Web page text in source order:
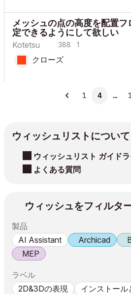
メッシュの点の高度を配置
定できるようにして欲しい
Kotetsu 388 1
クローズ
1 4 …
ウィッシュリストについて
ウィッシュリスト ガイド
よくある質問
ウィッシュをフィルタ
製品
AI Assistant
Archicad
MEP
ラベル
2D&3Dの表現
インストール